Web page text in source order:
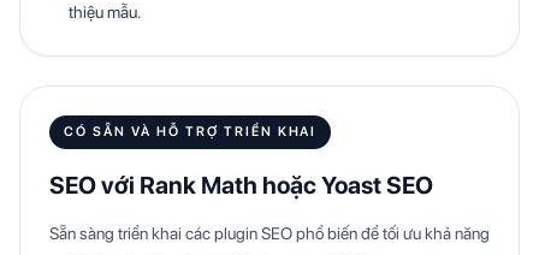
thiệu mẫu.
CÓ SẴN VÀ HỖ TRỢ TRIỂN KHAI
SEO với Rank Math hoặc Yoast SEO
Sẵn sàng triển khai các plugin SEO phổ biến để tối ưu khả năng